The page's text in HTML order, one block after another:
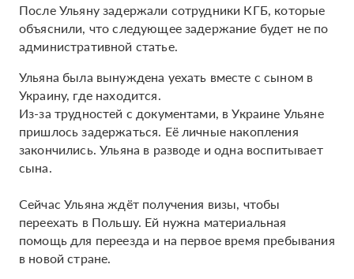
После Ульяну задержали сотрудники КГБ, которые
объяснили, что следующее задержание будет не по
административной статье.
Ульяна была вынуждена уехать вместе с сыном в
Украину, где находится.
Из-за трудностей с документами, в Украине Ульяне
пришлось задержаться. Её личные накопления
закончились. Ульяна в разводе и одна воспитывает
сына.
Сейчас Ульяна ждёт получения визы, чтобы
переехать в Польшу. Ей нужна материальная
помощь для переезда и на первое время пребывания
в новой стране.